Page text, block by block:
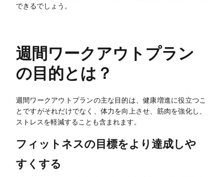
AI
AIマインドマップ
AIフローチャート
AIユーザージャーニーマップ
AIフィッシュボーン・チャート
AIビジネスモデルキャンバス
できるでしょう。
週間ワークアウトプラン
の目的とは？
週間ワークアウトプランの主な目的は、健康増進に役立つこ
とですがそれだけでなく、体力を向上させ、筋肉を強化し、
ストレスを軽減することも含まれます。
フィットネスの目標をより達成しや
すくする